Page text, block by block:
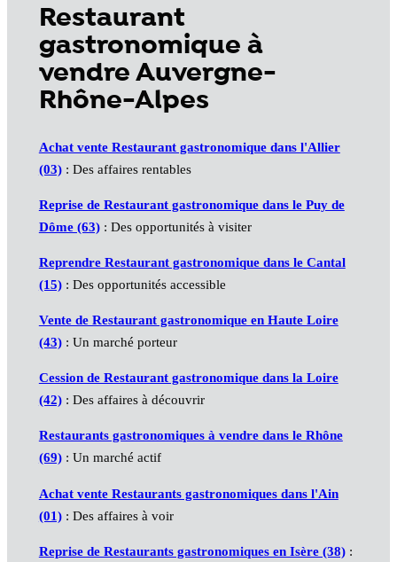
Restaurant
gastronomique à
vendre Auvergne-
Rhône-Alpes
Achat vente Restaurant gastronomique dans l'Allier
(03): Des affaires rentables
Reprise de Restaurant gastronomique dans le Puy de
Dôme (63): Des opportunités à visiter
Reprendre Restaurant gastronomique dans le Cantal
(15): Des opportunités accessible
Vente de Restaurant gastronomique en Haute Loire
(43): Un marché porteur
Cession de Restaurant gastronomique dans la Loire
(42): Des affaires à découvrir
Restaurants gastronomiques à vendre dans le Rhône
(69): Un marché actif
Achat vente Restaurants gastronomiques dans l'Ain
(01): Des affaires à voir
Reprise de Restaurants gastronomiques en Isère (38):